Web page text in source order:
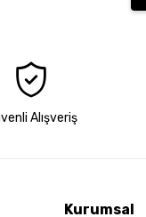
Alışveriş
Kurumsal